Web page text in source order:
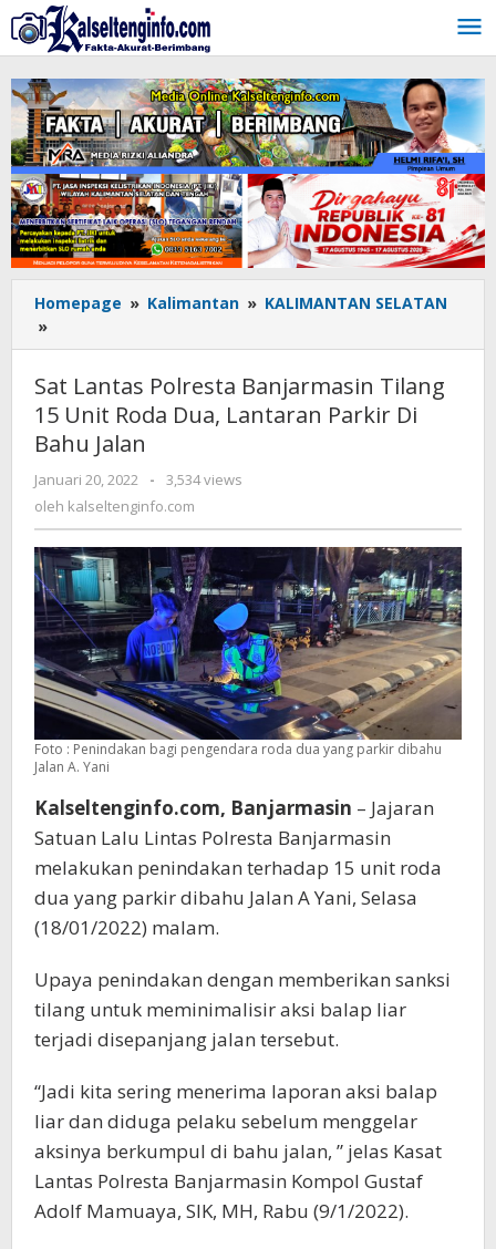
Lewati
ke
konten
Homepage » Kalimantan » KALIMANTAN SELATAN
»
Lantas
Banjarmasin
Tilang
15
Roda
Dua,
Lantaran
Parkir
Di
Bahu
Jalan
Sat Lantas Polresta Banjarmasin Tilang
15 Unit Roda Dua, Lantaran Parkir Di
Bahu Jalan
Januari 20, 2022
oleh
kalseltenginfo.com
-
3,534 views
oleh kalseltenginfo.com
Foto : Penindakan bagi pengendara roda dua yang parkir dibahu
Jalan A. Yani
Kalseltenginfo.com, Banjarmasin – Jajaran
Satuan Lalu Lintas Polresta Banjarmasin
melakukan penindakan terhadap 15 unit roda
dua yang parkir dibahu Jalan A Yani, Selasa
(18/01/2022) malam.
Upaya penindakan dengan memberikan sanksi
tilang untuk meminimalisir aksi balap liar
terjadi disepanjang jalan tersebut.
“Jadi kita sering menerima laporan aksi balap
liar dan diduga pelaku sebelum menggelar
aksinya berkumpul di bahu jalan, ” jelas Kasat
Lantas Polresta Banjarmasin Kompol Gustaf
Adolf Mamuaya, SIK, MH, Rabu (9/1/2022).